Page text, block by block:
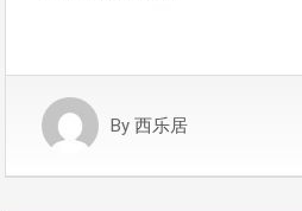
By 西乐居